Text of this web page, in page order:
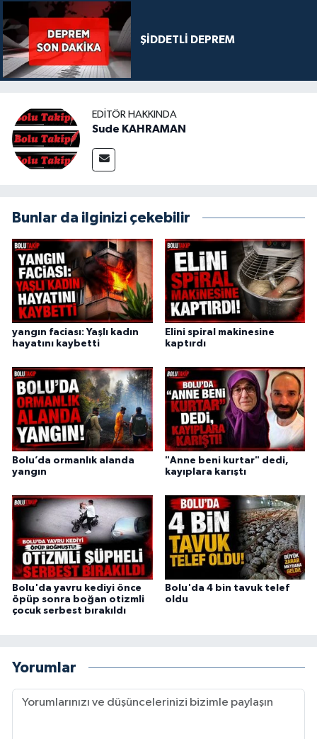
ŞİDDETLİ DEPREM
EDITÖR HAKKINDA
Sude KAHRAMAN
Bunlar da ilginizi çekebilir
yangın faciası: Yaşlı kadın
hayatını kaybetti
Elini spiral makinesine
kaptırdı
Bolu’da ormanlık alanda
yangın
"Anne beni kurtar" dedi,
kayıplara karıştı
Bolu'da yavru kediyi önce
öpüp sonra boğan otizmli
çocuk serbest bırakıldı
Bolu'da 4 bin tavuk telef
oldu
Yorumlar